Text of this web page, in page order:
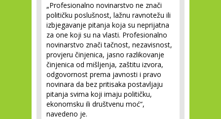
„Profesionalno novinarstvo ne znači
političku poslušnost, lažnu ravnotežu ili
izbjegavanje pitanja koja su neprijatna
za one koji su na vlasti. Profesionalno
novinarstvo znači tačnost, nezavisnost,
provjeru činjenica, jasno razlikovanje
činjenica od mišljenja, zaštitu izvora,
odgovornost prema javnosti i pravo
novinara da bez pritisaka postavljaju
pitanja svima koji imaju političku,
ekonomsku ili društvenu moć“,
navedeno je.